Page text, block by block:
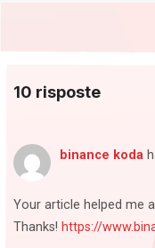
10 risposte
binance koda
Your article helped me
Thanks! https://